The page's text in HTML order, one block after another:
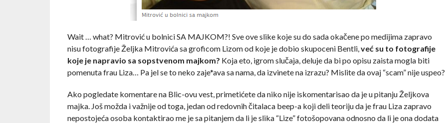
Wait … what? Mitrović u bolnici SA MAJKOM?! Sve ove slike koje su do sada okačene po medijima zapravo
nisu fotografije Željka Mitrovića sa groficom Lizom od koje je dobio skupoceni Bentli,već su to fotografije
koje je napravio sa sopstvenom majkom? Koja eto, igrom slučaja, deluje da bi po opisu zaista mogla biti
pomenuta frau Liza… Pa jel se to neko zaje*ava sa nama, da izvinete na izrazu? Mislite da ovaj “scam” nije uspeo?
Ako pogledate komentare na Blic-ovu vest, primetićete da niko nije iskomentarisao da je u pitanju Željkova
majka. Još možda i važnije od toga, jedan od redovnih čitalaca beep-a koji deli teoriju da je frau Liza zapravo
nepostojeća osoba kontaktirao me je sa pitanjem da li je slika “Lize” fotošopovana odnosno da li je ona dodata